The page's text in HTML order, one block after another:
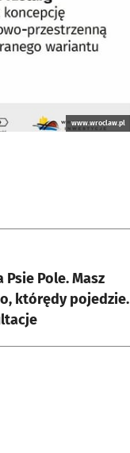
www.wroclaw.pl
Psie Pole. Masz
którędy pojedzie.